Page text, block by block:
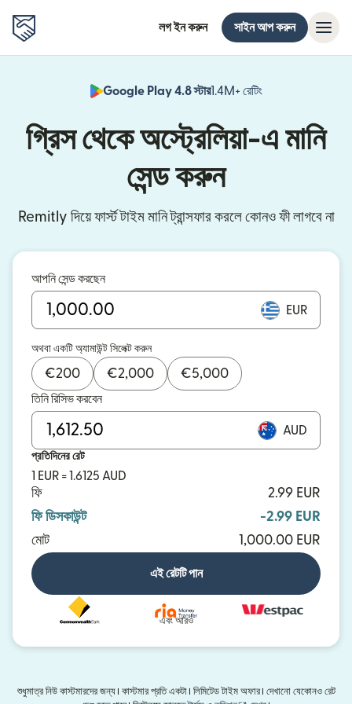
লগ ইন করুন সাইন আপ করুন
Google Play 4.8 স্টার1.4M+ রেটিং
গ্রিস থেকে অস্ট্রেলিয়া-এ মানি
সেন্ড করুন
Remitly দিয়ে ফার্স্ট টাইম মানি ট্রান্সফার করলে কোনও ফী লাগবে না
আপনি সেন্ড করছেন
EUR
অথবা একটি অ্যামাউন্ট সিলেক্ট করুন
€200 €2,000 €5,000
তিনি রিসিভ করবেন
AUD
প্রতিদিনের রেট
1 EUR = 1.6125 AUD
ফি
2.99 EUR
ফি ডিসকাউন্ট
-2.99 EUR
মোট
1,000.00 EUR
এই রেটটি পান
এবং আরও
শুধুমাত্র নিউ কাস্টমারদের জন্য। কাস্টমার প্রতি একটা। লিমিটেড টাইম অফার। দেখানো যেকোনও রেট